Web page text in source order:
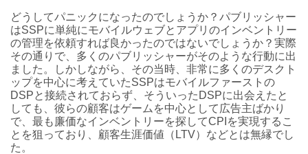
どうしてパニックになったのでしょうか？パブリッシャー
はSSPに単純にモバイルウェブとアプリのインベントリー
の管理を依頼すれば良かったのではないでしょうか？実際
その通りで、多くのパブリッシャーがそのような行動に出
ました。しかしながら、その当時、非常に多くのデスクト
ップを中心に考えていたSSPはモバイルファーストの
DSPと接続されておらず、そういったDSPに出会えたと
しても、彼らの顧客はゲームを中心として広告主ばかり
で、最も廉価なインベントリーを探してCPIを実現するこ
とを狙っており、顧客生涯価値（LTV）などとは無縁でし
た。